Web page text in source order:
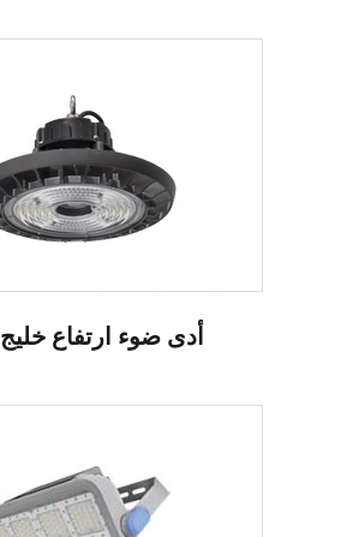
TF33 أدى ضوء ارتفاع خليج